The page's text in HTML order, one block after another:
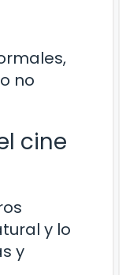
no
cine
y lo
y